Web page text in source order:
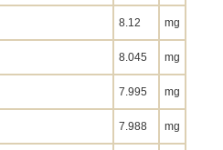
8.12 mg
8.045 mg
7.995 mg
7.988 mg